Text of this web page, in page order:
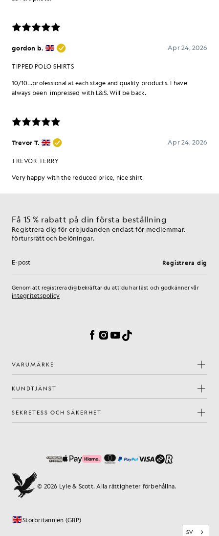
Få 15 % rabatt på din första beställning
Registrera dig för erbjudanden endast för medlemmar,
förtursrätt och belöningar.
E-postadress Registrera dig
Genom att registrera dig bekräftar du att du har läst och godkänner vår
integritetspolicy
Facebook
Instagram
YouTube
TikTok
VARUMÄRKE
KUNDTJÄNST
SEKRETESS OCH SÄKERHET
© 2026 Lyle & Scott. Alla rättigheter förbehållna.
Storbritannien (GBP)
SV